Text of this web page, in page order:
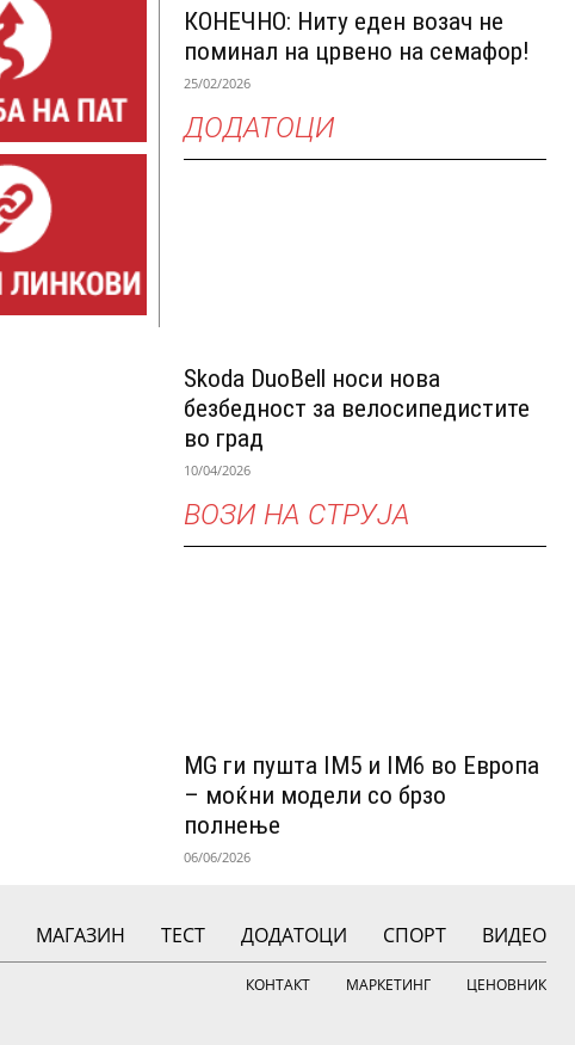
КОНЕЧНО: Ниту еден возач не
поминал на црвено на семафор!
25/02/2026
ДОДАТОЦИ
Skoda DuoBell носи нова
безбедност за велосипедистите
во град
10/04/2026
ВОЗИ НА СТРУЈА
MG ги пушта IM5 и IM6 во Европа
– моќни модели со брзо
полнење
06/06/2026
МАГАЗИН ТЕСТ ДОДАТОЦИ СПОРТ ВИДЕО
КОНТАКТ МАРКЕТИНГ ЦЕНОВНИК